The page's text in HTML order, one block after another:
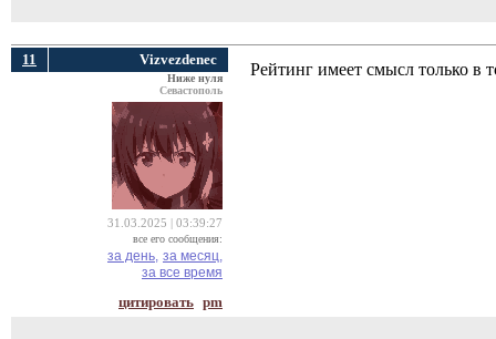
11 Vizvezdenec
Ниже нуля
Севастополь
31.03.2025 | 03:39:27
все его сообщения:
за день, за месяц,
за все время
цитировать pm
Рейтинг имеет смысл только в